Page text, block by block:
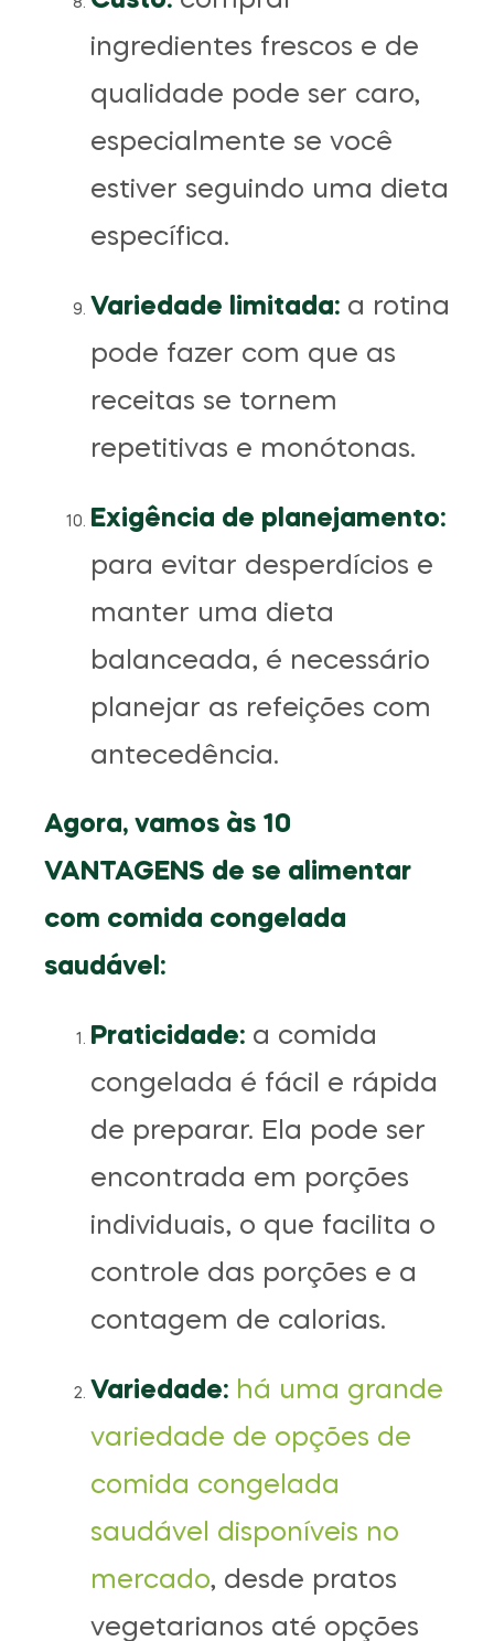
ingredientes frescos e de
qualidade pode ser caro,
especialmente se você
estiver seguindo uma dieta
específica.
Variedade limitada: a rotina
pode fazer com que as
receitas se tornem
repetitivas e monótonas.
Exigência de planejamento:
para evitar desperdícios e
manter uma dieta
balanceada, é necessário
planejar as refeições com
antecedência.
Agora, vamos às 10
VANTAGENS de se alimentar
com comida congelada
saudável:
Praticidade: a comida
congelada é fácil e rápida
de preparar. Ela pode ser
encontrada em porções
individuais, o que facilita o
controle das porções e a
contagem de calorias.
Variedade: há uma grande
variedade de opções de
comida congelada
saudável disponíveis no
mercado, desde pratos
vegetarianos até opções